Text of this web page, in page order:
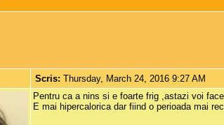
Scris:Thursday, March 24, 2016 9:27 AM
Pentru ca a nins si e foarte frig ,astazi voi
E mai hipercalorica dar fiind o perioada mai